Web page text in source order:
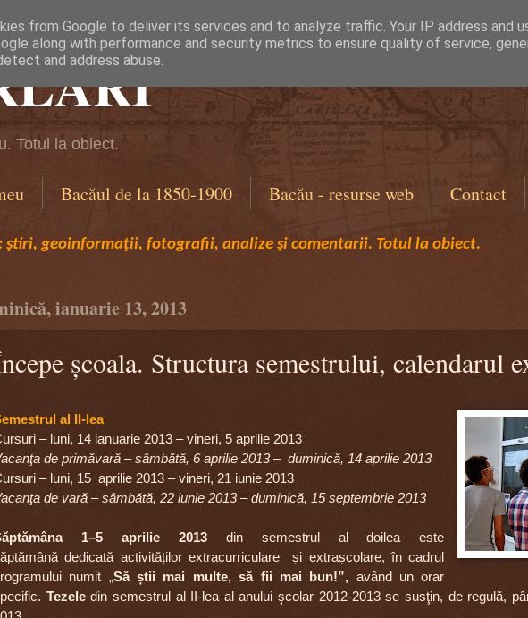
Totul la obiect.
Bacăul de la 1850-1900 Bacău - resurse web Contact
ştiri, geoinformaţii, fotografii, analize și comentarii. Totul la obiect.
ianuarie 13, 2013
școala. Structura semestrului, calendarul
al II-lea
– luni, 14 ianuarie 2013 – vineri, 5 aprilie 2013
de primăvară – sâmbătă, 6 aprilie 2013 – duminică, 14 aprilie 2013
– luni, 15 aprilie 2013 – vineri, 21 iunie 2013
de vară – sâmbătă, 22 iunie 2013 – duminică, 15 septembrie 2013
1–5 aprilie 2013din semestrul al doilea este
dedicată activităților extracurriculare
și extrașcolare, în cadrul
numit „Să știi mai multe, să fii mai bun!”, având un orar
Tezeledin semestrul al II-lea al anului şcolar 2012-2013 se susţin, de regulă,
from Google to deliver its services and to analyze traffic. Your IP address and
along with performance and security metrics to ensure quality of service,
and address abuse.